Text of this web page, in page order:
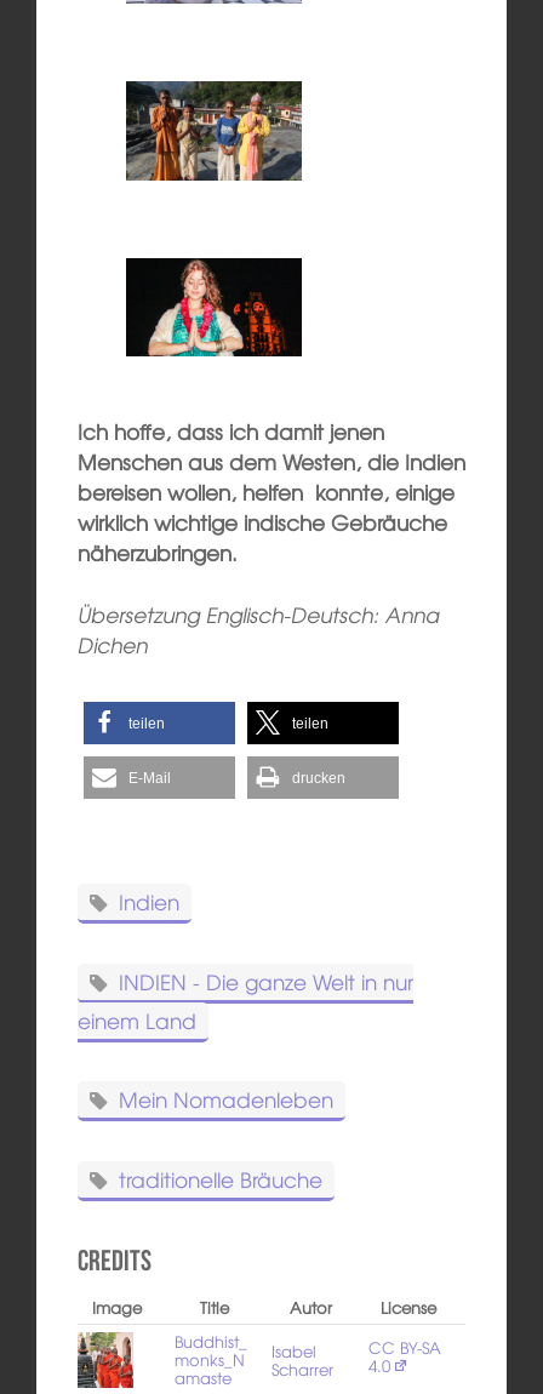
Ich hoffe, dass ich damit jenen
Menschen aus dem Westen, die Indien
bereisen wollen, helfen konnte, einige
wirklich wichtige indische Gebräuche
näherzubringen.
Übersetzung Englisch-Deutsch: Anna
Dichen
teilen teilen
E-Mail drucken
Indien
INDIEN - Die ganze Welt in nur
einem Land
Mein Nomadenleben
traditionelle Bräuche
Credits
Image Title Autor
License
Buddhist_
monks_N
amaste
Isabel
Scharrer
CC BY-SA
4.0